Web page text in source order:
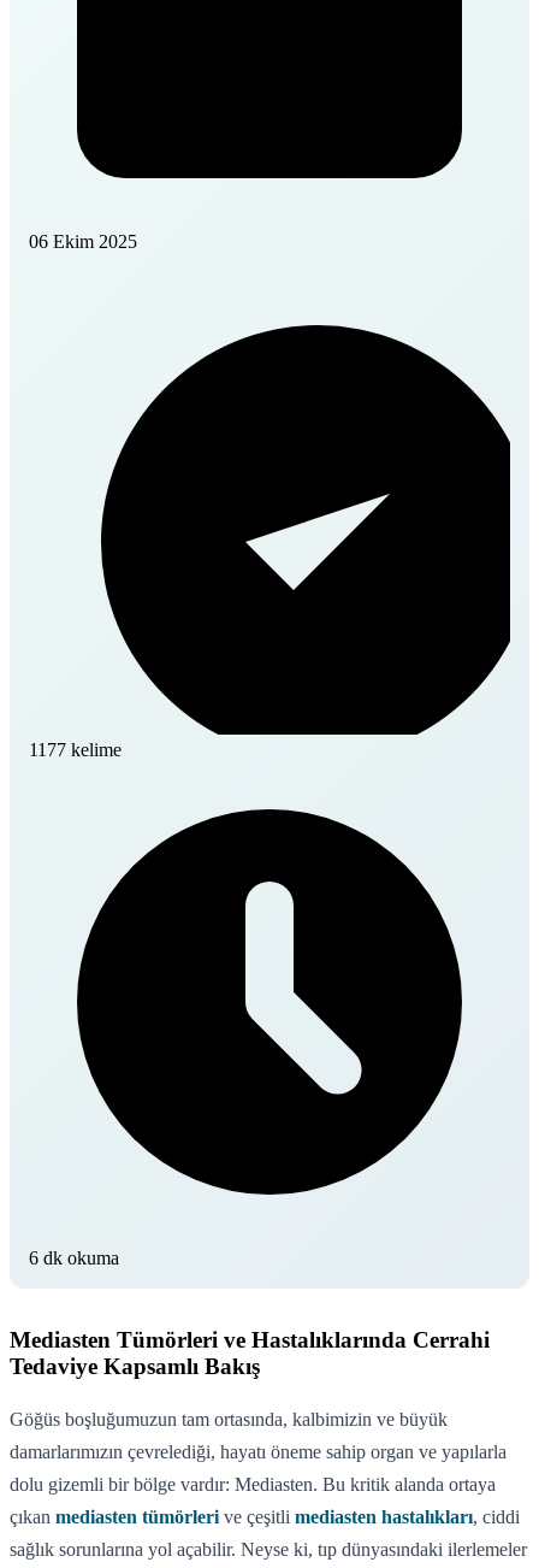
06 Ekim 2025
1177 kelime
6 dk okuma
Mediasten Tümörleri ve Hastalıklarında Cerrahi
Tedaviye Kapsamlı Bakış
Göğüs boşluğumuzun tam ortasında, kalbimizin ve büyük
damarlarımızın çevrelediği, hayatı öneme sahip organ ve yapılarla
dolu gizemli bir bölge vardır: Mediasten. Bu kritik alanda ortaya
çıkan mediasten tümörleri ve çeşitli mediasten hastalıkları, ciddi
sağlık sorunlarına yol açabilir. Neyse ki, tıp dünyasındaki ilerlemeler